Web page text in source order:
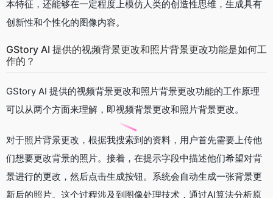
本特征，还能够在一定程度上模仿人类的创造性思维，生成具有
创新性和个性化的图像内容。
GStory AI 提供的视频背景更改和照片背景更改功能是如何工
作的？
GStory AI 提供的视频背景更改和照片背景更改功能的工作原理
可以从两个方面来理解，即视频背景更改和照片背景更改。
对于照片背景更改，根据我搜索到的资料，用户首先需要上传他
们想要更改背景的照片。接着，在提示字段中描述他们希望对背
景进行的更改，然后点击生成按钮。系统会自动生成一张背景更
新后的照片。这个过程涉及到图像处理技术，通过AI算法分析原